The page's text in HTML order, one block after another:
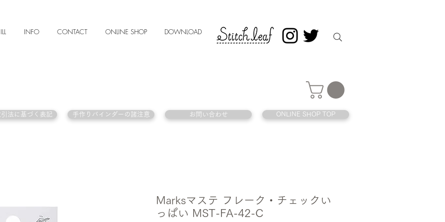
INFO CONTACT ONLINE SHOP DOWNLOAD
Marksマステ フレーク・チェックい
っぱい MST-FA-42-C
法に基づく表記 手作りバインダーの諸注意 お問い合わせ ONLINE SHOP TOP